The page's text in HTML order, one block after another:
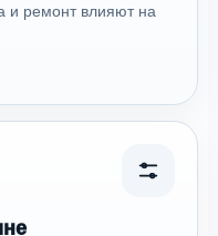
и ремонт влияют на